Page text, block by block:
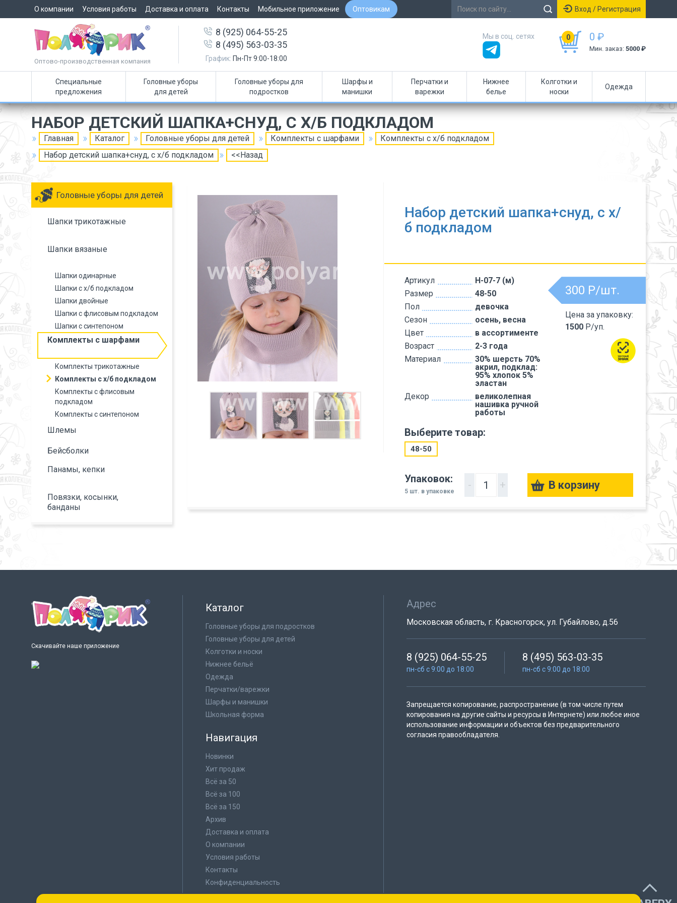
О компании Условия работы Доставка и оплата Контакты Мобильное приложение Оптовикам Вход / Регистрация
Оптово-производственная компания
8 (925) 064-55-25
8 (495) 563-03-35
График: Пн-Пт 9:00-18:00
0 0 ₽
Мин. заказ: 5000 ₽
Мы в соц. сетях
Специальные
предложения
Головные уборы
для детей
Головные уборы для
подростков
Шарфы и
манишки
Перчатки и
варежки
Нижнее
белье
Колготки и
носки
Одежда
НАБОР ДЕТСКИЙ ШАПКА+СНУД, С Х/Б ПОДКЛАДОМ
Главная Каталог Головные уборы для детей Комплекты с шарфами
Комплекты с х/б подкладом
Набор детский шапка+снуд, с х/б подкладом
<<Назад
Головные уборы для детей
Шапки трикотажные
Шапки вязаные
Шапки одинарные
Шапки с х/б подкладом
Шапки двойные
Шапки с флисовым подкладом
Шапки с синтепоном
Комплекты с шарфами
Комплекты трикотажные
Комплекты с х/б подкладом
Комплекты с флисовым
подкладом
Комплекты с синтепоном
Шлемы
Бейсболки
Панамы, кепки
Повязки, косынки,
банданы
Набор детский шапка+снуд, с х/
б подкладом
Артикул
H-07-7 (м)
Размер
48-50
Пол
девочка
Сезон
осень, весна
Цвет
в ассортименте
Возраст
2-3 года
Материал
30% шерсть 70%
акрил, подклад:
95% хлопок 5%
эластан
Декор
великолепная
нашивка ручной
работы
300 Р/шт.
Цена за упаковку:
1500 Р/уп.
Выберите товар:
48-50
Упаковок:
5 шт. в упаковке
- +
Скачивайте наше приложение
Каталог
Головные уборы для подростков
Головные уборы для детей
Колготки и носки
Нижнее бельё
Одежда
Перчатки/варежки
Шарфы и манишки
Школьная форма
Навигация
Новинки
Хит продаж
Всё за 50
Всё за 100
Всё за 150
Архив
Доставка и оплата
О компании
Условия работы
Контакты
Конфиденциальность
Адрес
Московская область, г. Красногорск, ул. Губайлово, д.56
8 (925) 064-55-25
пн-сб с 9:00 до 18:00
8 (495) 563-03-35
пн-сб с 9:00 до 18:00
Запрещается копирование, распространение (в том числе путем
копирования на другие сайты и ресурсы в Интернете) или любое иное
использование информации и объектов без предварительного
согласия правообладателя.